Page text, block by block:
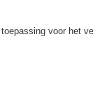
voor het